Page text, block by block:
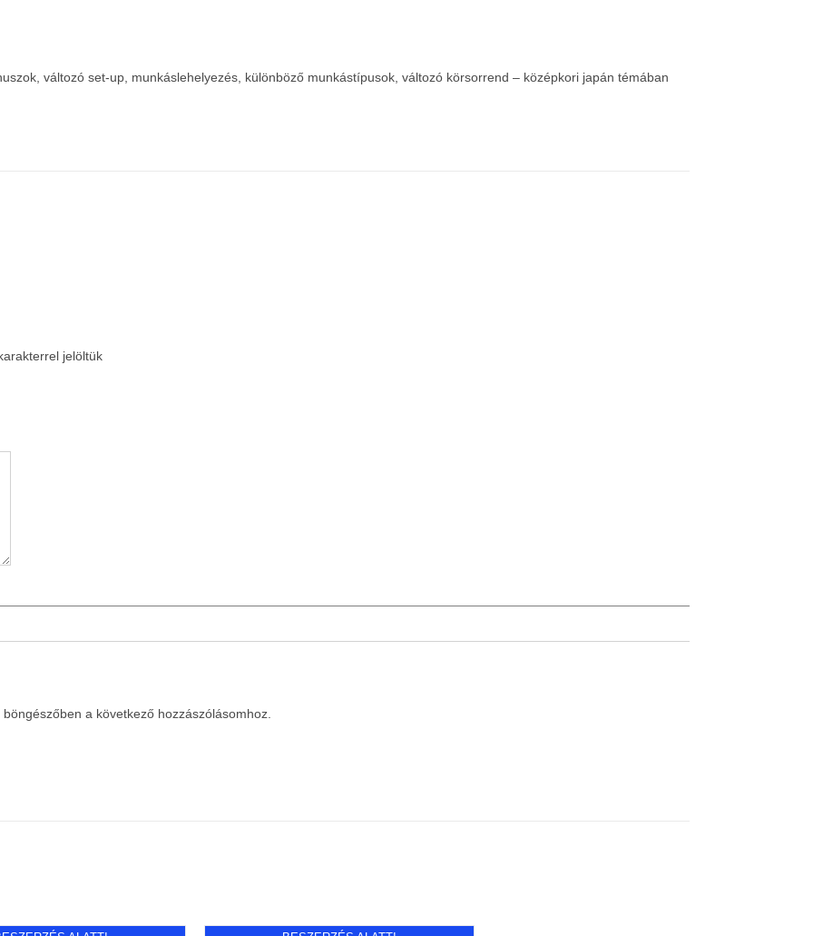
változó set-up, munkáslehelyezés, különböző munkástípusok, változó körsorrend – középkori japán témában
jelöltük
a következő hozzászólásomhoz.